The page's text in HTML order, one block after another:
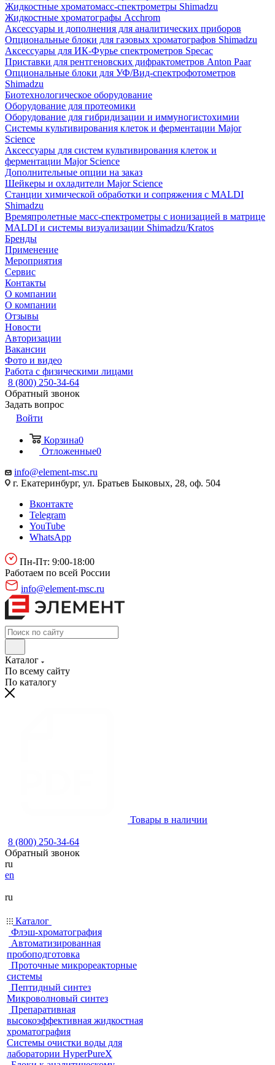
Жидкостные хроматомасс-спектрометры Shimadzu
Жидкостные хроматографы Acchrom
Аксессуары и дополнения для аналитических приборов
Опциональные блоки для газовых хроматографов Shimadzu
Аксессуары для ИК-Фурье спектрометров Specac
Приставки для рентгеновских дифрактометров Anton Paar
Опциональные блоки для УФ/Вид-спектрофотометров
Shimadzu
Биотехнологическое оборудование
Оборудование для протеомики
Оборудование для гибридизации и иммуногистохимии
Системы культивирования клеток и ферментации Major
Science
Аксессуары для систем культивирования клеток и
ферментации Major Science
Дополнительные опции на заказ
Шейкеры и охладители Major Science
Станции химической обработки и сопряжения с MALDI
Shimadzu
Времяпролетные масс-спектрометры с ионизацией в матрице
MALDI и системы визуализации Shimadzu/Kratos
Бренды
Применение
Мероприятия
Сервис
Контакты
О компании
О компании
Отзывы
Новости
Авторизации
Вакансии
Фото и видео
Работа с физическими лицами
8 (800) 250-34-64
Обратный звонок
Задать вопрос
Войти
Корзина0
Отложенные0
info@element-msc.ru
г. Екатеринбург, ул. Братьев Быковых, 28, оф. 504
Вконтакте
Telegram
YouTube
WhatsApp
Пн-Пт: 9:00-18:00
Работаем по всей России
info@element-msc.ru
Каталог
По всему сайту
По каталогу
Товары в наличии
8 (800) 250-34-64
Обратный звонок
ru
en
ru
Каталог
Флэш-хроматография
Автоматизированная
пробоподготовка
Проточные микрореакторные
системы
Пептидный синтез
Микроволновый синтез
Препаративная
высокоэффективная жидкостная
хроматография
Системы очистки воды для
лаборатории HyperPureX